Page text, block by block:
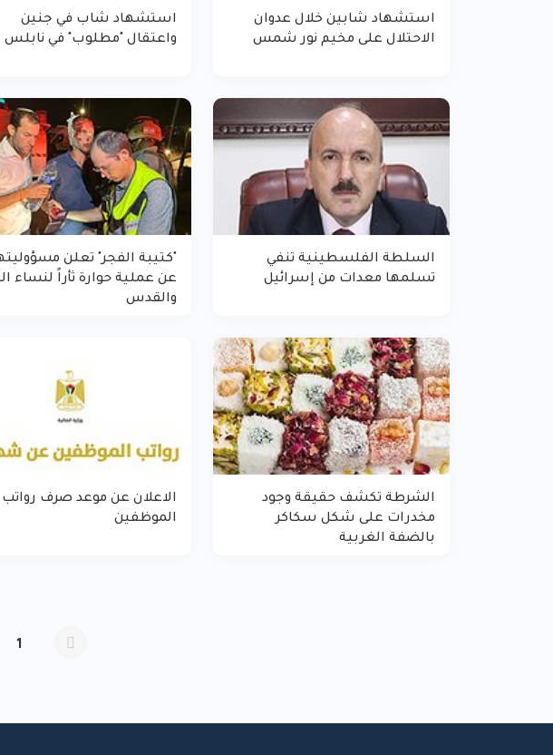
استشهاد شابين خلال عدوان
الاحتلال على مخيم نور شمس
استشهاد شاب في جنين
واعتقال "مطلوب" في نابلس
السلطة الفلسطينية تنفي
تسلمها معدات من إسرائيل
"كتيبة الفجر" تعلن
عن عملية حوارة ثأراً لنساء
والقدس
الشرطة تكشف حقيقة وجود
مخدرات على شكل سكاكر
بالضفة الغربية
الاعلان عن موعد صرف رواتب
الموظفين
1